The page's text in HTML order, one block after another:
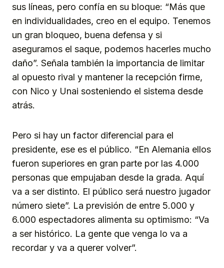
sus líneas, pero confía en su bloque: “Más que
en individualidades, creo en el equipo. Tenemos
un gran bloqueo, buena defensa y si
aseguramos el saque, podemos hacerles mucho
daño”. Señala también la importancia de limitar
al opuesto rival y mantener la recepción firme,
con Nico y Unai sosteniendo el sistema desde
atrás.
Pero si hay un factor diferencial para el
presidente, ese es el público. “En Alemania ellos
fueron superiores en gran parte por las 4.000
personas que empujaban desde la grada. Aquí
va a ser distinto. El público será nuestro jugador
número siete”. La previsión de entre 5.000 y
6.000 espectadores alimenta su optimismo: “Va
a ser histórico. La gente que venga lo va a
recordar y va a querer volver”.